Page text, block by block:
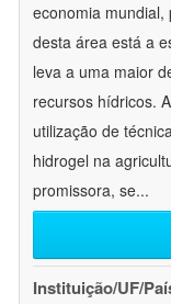
economia
desta área está a
leva a uma maior
recursos hídricos.
utilização de
hidrogel na
promissora, se...
Instituição/UF/